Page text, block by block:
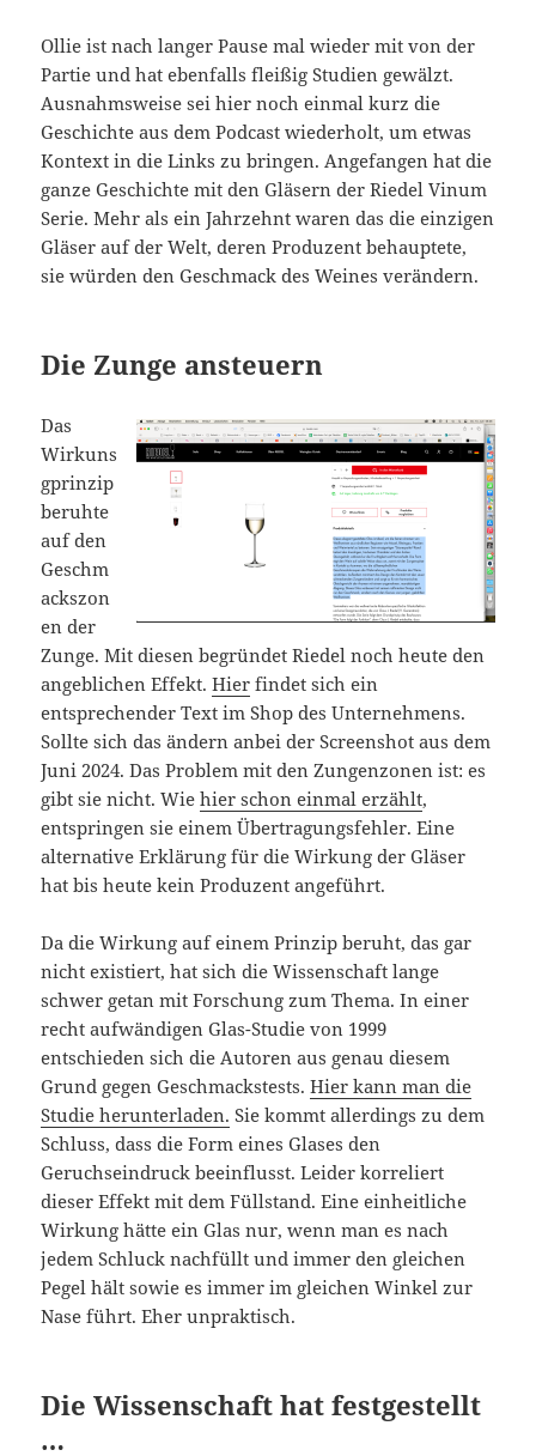
Ollie ist nach langer Pause mal wieder mit von der
Partie und hat ebenfalls fleißig Studien gewälzt.
Ausnahmsweise sei hier noch einmal kurz die
Geschichte aus dem Podcast wiederholt, um etwas
Kontext in die Links zu bringen. Angefangen hat die
ganze Geschichte mit den Gläsern der Riedel Vinum
Serie. Mehr als ein Jahrzehnt waren das die einzigen
Gläser auf der Welt, deren Produzent behauptete,
sie würden den Geschmack des Weines verändern.
Die Zunge ansteuern
Das
Wirkuns
gprinzip
beruhte
auf den
Geschm
ackszon
en der
Zunge. Mit diesen begründet Riedel noch heute den
angeblichen Effekt.Hier findet sich ein
entsprechender Text im Shop des Unternehmens.
Sollte sich das ändern anbei der Screenshot aus dem
Juni 2024. Das Problem mit den Zungenzonen ist: es
gibt sie nicht. Wiehier schon einmal erzählt,
entspringen sie einem Übertragungsfehler. Eine
alternative Erklärung für die Wirkung der Gläser
hat bis heute kein Produzent angeführt.
Da die Wirkung auf einem Prinzip beruht, das gar
nicht existiert, hat sich die Wissenschaft lange
schwer getan mit Forschung zum Thema. In einer
recht aufwändigen Glas-Studie von 1999
entschieden sich die Autoren aus genau diesem
Grund gegen Geschmackstests.Hier kann man die
Studie herunterladen. Sie kommt allerdings zu dem
Schluss, dass die Form eines Glases den
Geruchseindruck beeinflusst. Leider korreliert
dieser Effekt mit dem Füllstand. Eine einheitliche
Wirkung hätte ein Glas nur, wenn man es nach
jedem Schluck nachfüllt und immer den gleichen
Pegel hält sowie es immer im gleichen Winkel zur
Nase führt. Eher unpraktisch.
Die Wissenschaft hat festgestellt
…